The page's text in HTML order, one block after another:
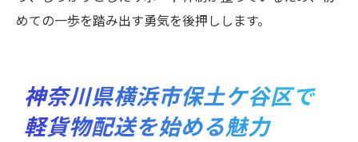
めての一歩を踏み出す勇気を後押しします。
神奈川県横浜市保土ケ谷区で
軽貨物配送を始める魅力